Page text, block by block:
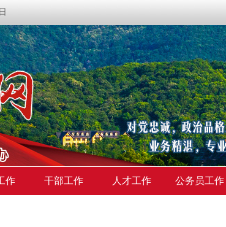
作 干部工作 人才工作 公务员工作